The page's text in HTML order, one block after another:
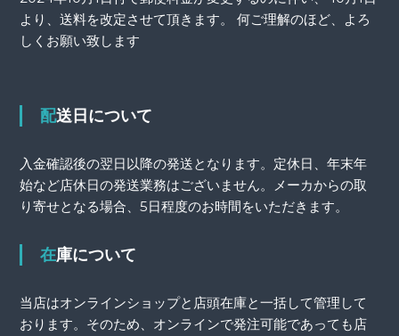
より、送料を改定させて頂きます。 何ご理解のほど、よろ
しくお願い致します
配送日について
入金確認後の翌日以降の発送となります。定休日、年末年
始など店休日の発送業務はございません。メーカからの取
り寄せとなる場合、5日程度のお時間をいただきます。
在庫について
当店はオンラインショップと店頭在庫と一括して管理して
おります。そのため、オンラインで発注可能であっても店